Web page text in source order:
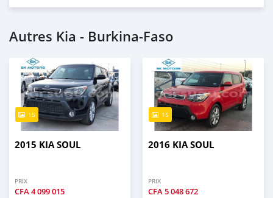
Autres Kia - Burkina-Faso
15
2015 KIA SOUL
PRIX
CFA4 099 015
15
2016 KIA SOUL
PRIX
CFA5 048 672